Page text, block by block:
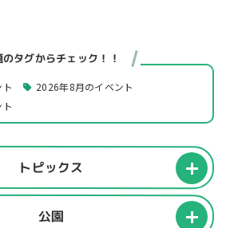
のタグからチェック！！
2026年8月のイベント
トピックス
公園